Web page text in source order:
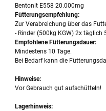
Bentonit E558 20.000mg
Fütterungsempfehlung:
Zur Verabreichung über das
- Rinder (500kg KGW) 2x täglich
Empfohlene Fütterungsdauer:
Mindestens 10 Tage.
Bei Bedarf kann die
Hinweise:
Vor Gebrauch gut aufschütteln!
Lagerhinweis: